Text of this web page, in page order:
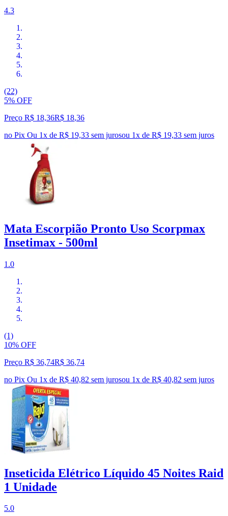
4.3
(22)
5% OFF
Preço R$ 18,36R$ 18,36
no Pix Ou 1x de R$ 19,33 sem jurosou 1x de R$ 19,33 sem juros
Mata Escorpião Pronto Uso Scorpmax
Insetimax - 500ml
1.0
(1)
10% OFF
Preço R$ 36,74R$ 36,74
no Pix Ou 1x de R$ 40,82 sem jurosou 1x de R$ 40,82 sem juros
Inseticida Elétrico Líquido 45 Noites Raid
1 Unidade
5.0